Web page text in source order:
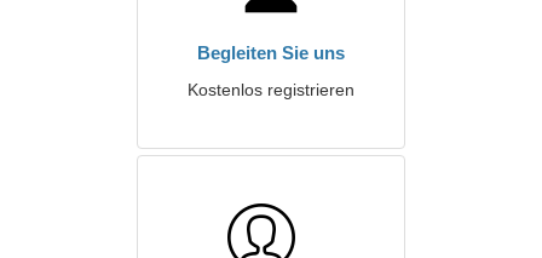
Begleiten Sie uns
Kostenlos registrieren